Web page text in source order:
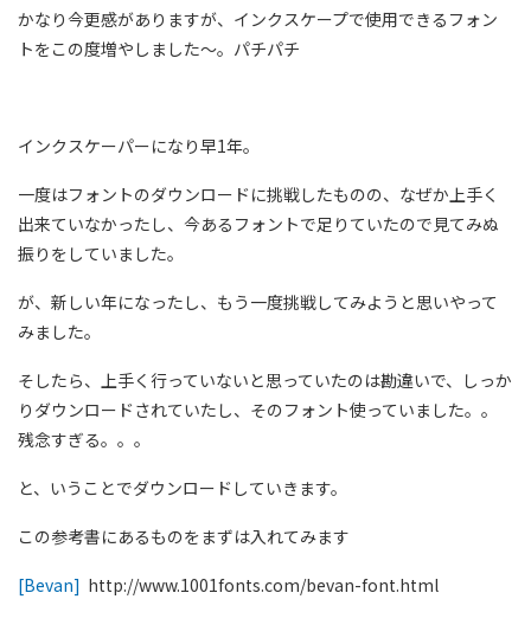
かなり今更感がありますが、インクスケープで使用できるフォン
トをこの度増やしました〜。パチパチ
インクスケーパーになり早1年。
一度はフォントのダウンロードに挑戦したものの、なぜか上手く
出来ていなかったし、今あるフォントで足りていたので見てみぬ
振りをしていました。
が、新しい年になったし、もう一度挑戦してみようと思いやって
みました。
そしたら、上手く行っていないと思っていたのは勘違いで、しっか
りダウンロードされていたし、そのフォント使っていました。。
残念すぎる。。。
と、いうことでダウンロードしていきます。
この参考書にあるものをまずは入れてみます
[Bevan] http://www.1001fonts.com/bevan-font.html